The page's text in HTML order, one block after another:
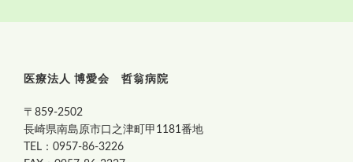
医療法人 博愛会 哲翁病院
〒859-2502
長崎県南島原市口之津町甲1181番地
TEL：0957-86-3226